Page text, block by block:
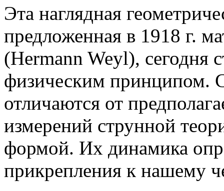
Эта наглядная
предложенная в 1918 г.
(Hermann Weyl), сегодня
физическим принципом.
отличаются от
измерений струнной
формой. Их динамика
прикрепления к нашему